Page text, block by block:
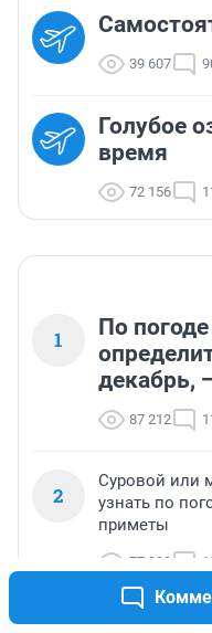
39 607
Голубое
время
72 156
1
По
декабрь,
87 212
2
Суровой или
узнать по
приметы
77 929
Какой будет